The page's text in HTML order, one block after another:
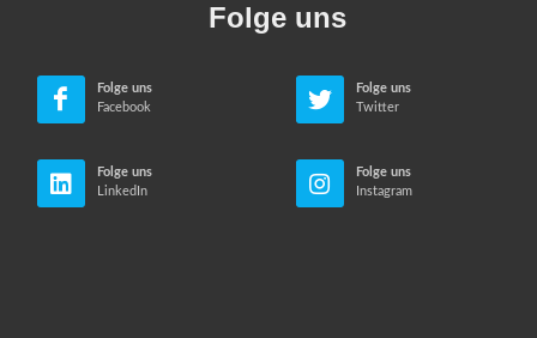
Folge uns
Folge uns
Facebook
Folge uns
Twitter
Folge uns
LinkedIn
Folge uns
Instagram